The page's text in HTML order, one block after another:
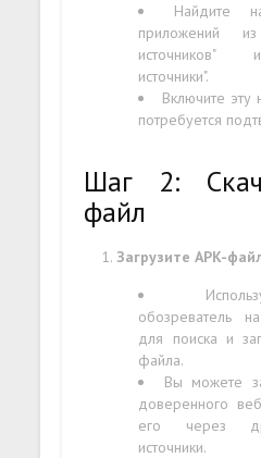
Найдите
приложений из
источников"
источники".
Включите эту
потребуется
Шаг 2:
файл
Загрузите APK-
обозреватель
для поиска и
файла.
Вы можете
доверенного
его через
источники.